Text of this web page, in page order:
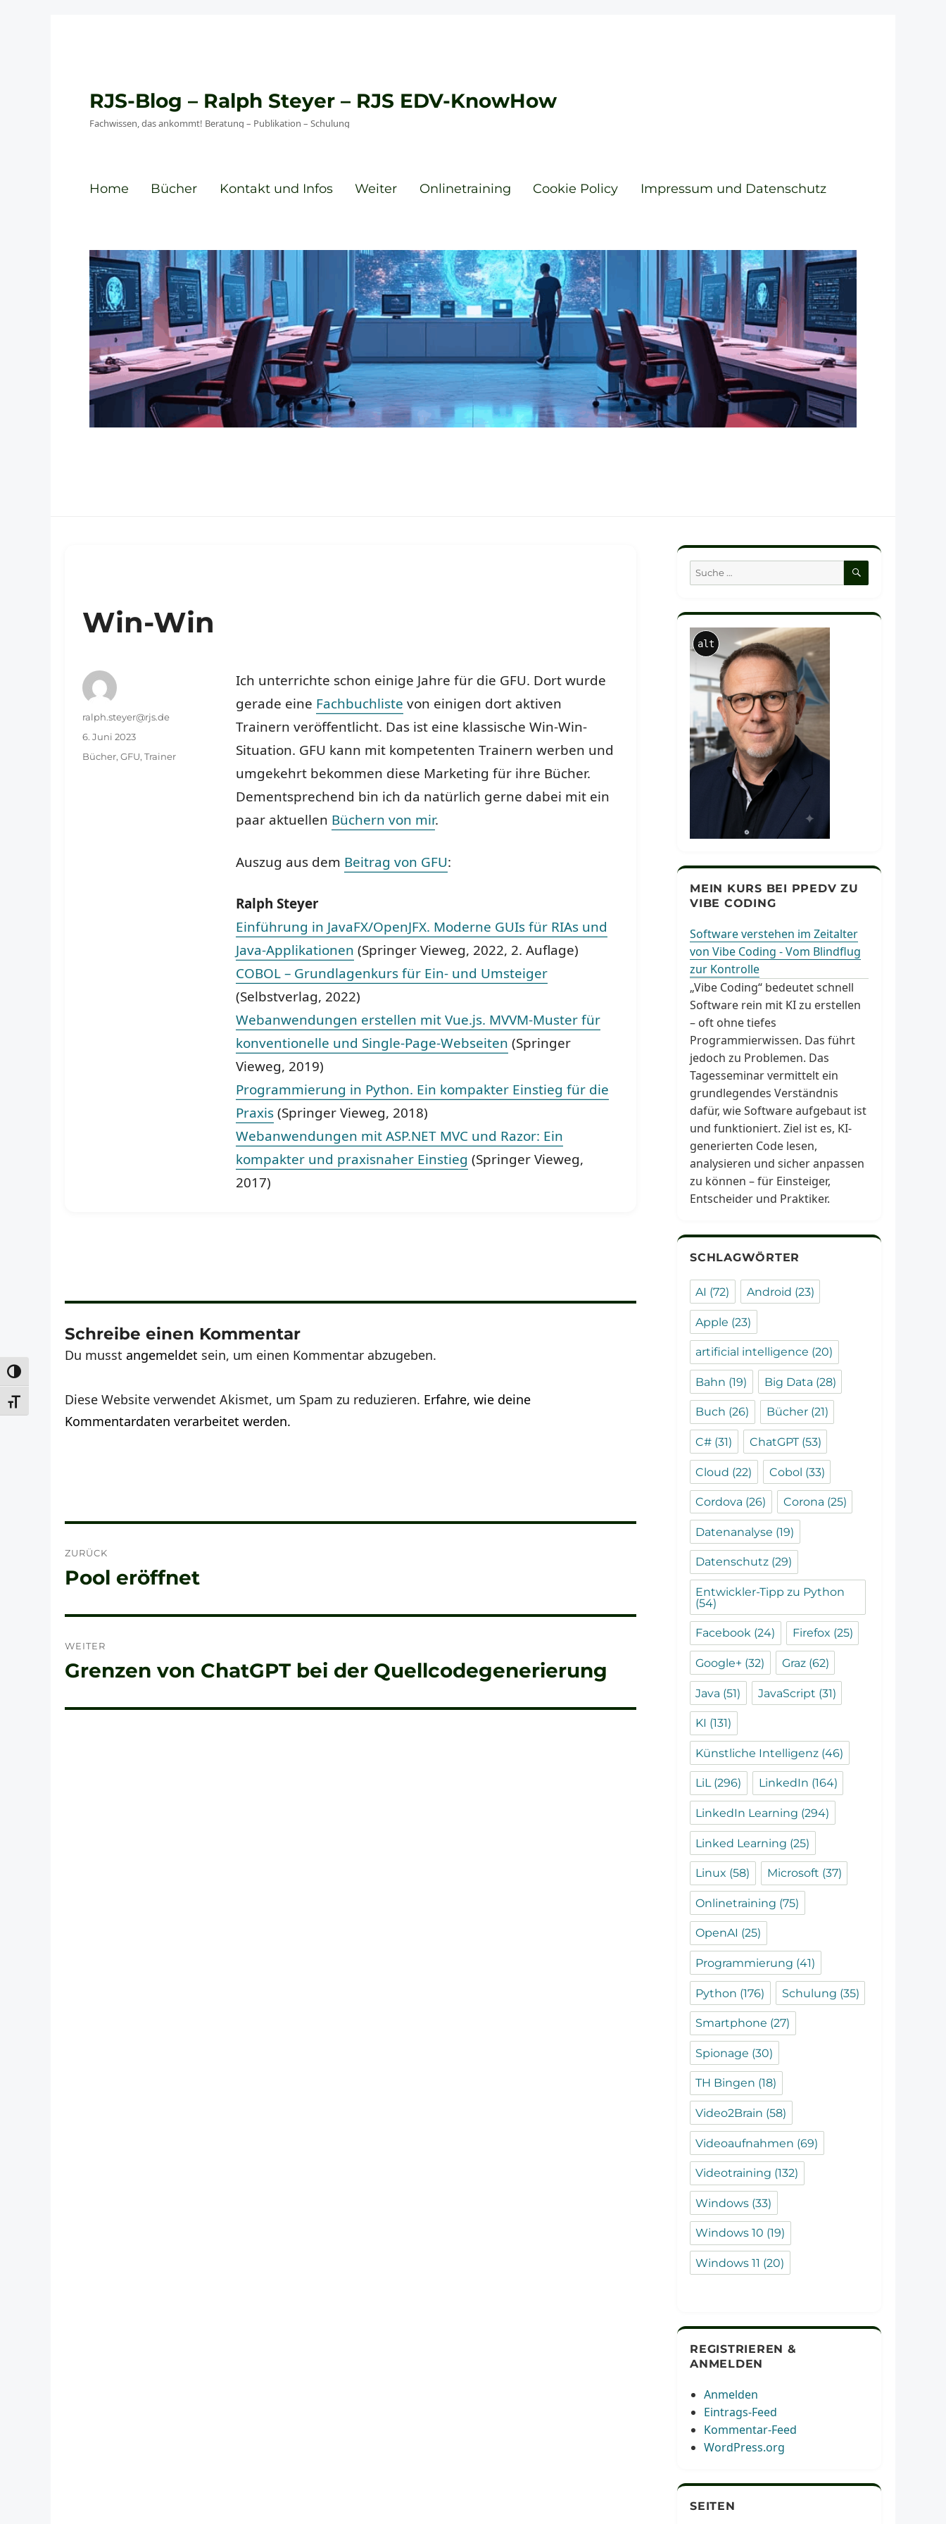
UMSCHALTEN AUF HOHE KONTRASTE
SCHRIFT VERGRÖSSERN
RJS-Blog – Ralph Steyer – RJS EDV-KnowHow
Fachwissen, das ankommt! Beratung – Publikation – Schulung
Home Bücher Kontakt und Infos Weiter Onlinetraining Cookie Policy Impressum und Datenschutz
Win-Win
Ich unterrichte schon einige Jahre für die GFU. Dort wurde
gerade eine Fachbuchliste von einigen dort aktiven
Trainern veröffentlicht. Das ist eine klassische Win-Win-
Situation. GFU kann mit kompetenten Trainern werben und
umgekehrt bekommen diese Marketing für ihre Bücher.
Dementsprechend bin ich da natürlich gerne dabei mit ein
paar aktuellen Büchern von mir.
Auszug aus dem Beitrag von GFU:
Ralph Steyer
Einführung in JavaFX/OpenJFX. Moderne GUIs für RIAs und
Java-Applikationen (Springer Vieweg, 2022, 2. Auflage)
COBOL – Grundlagenkurs für Ein- und Umsteiger
(Selbstverlag, 2022)
Webanwendungen erstellen mit Vue.js. MVVM-Muster für
konventionelle und Single-Page-Webseiten (Springer
Vieweg, 2019)
Programmierung in Python. Ein kompakter Einstieg für die
Praxis(Springer Vieweg, 2018)
Webanwendungen mit ASP.NET MVC und Razor: Ein
kompakter und praxisnaher Einstieg (Springer Vieweg,
2017)
Autor
ralph.steyer@rjs.de
Veröffentlicht
am
6. Juni 2023
Schlagwörter
Bücher, GFU, Trainer
Schreibe einen Kommentar
Du musst angemeldet sein, um einen Kommentar abzugeben.
Diese Website verwendet Akismet, um Spam zu reduzieren. Erfahre, wie deine
Kommentardaten verarbeitet werden.
ZURÜCK
Vorheriger
Pool eröffnet
WEITER
Nächster
Grenzen von ChatGPT bei der Quellcodegenerierung
Suche
nach:
SUCHEN
alt
MEIN KURS BEI PPEDV ZU
VIBE CODING
Software verstehen im Zeitalter
von Vibe Coding - Vom Blindflug
zur Kontrolle
„Vibe Coding“ bedeutet schnell
Software rein mit KI zu erstellen
– oft ohne tiefes
Programmierwissen. Das führt
jedoch zu Problemen. Das
Tagesseminar vermittelt ein
grundlegendes Verständnis
dafür, wie Software aufgebaut ist
und funktioniert. Ziel ist es, KI-
generierten Code lesen,
analysieren und sicher anpassen
zu können – für Einsteiger,
Entscheider und Praktiker.
SCHLAGWÖRTER
AI (72) Android (23)
Apple (23)
artificial intelligence (20)
Bahn (19) Big Data (28)
Buch (26) Bücher(21)
C# (31) ChatGPT(53)
Cloud (22) Cobol (33)
Cordova (26) Corona (25)
Datenanalyse (19)
Datenschutz (29)
Entwickler-Tipp zu Python
(54)
Facebook (24) Firefox (25)
Google+ (32) Graz(62)
Java (51) JavaScript (31)
KI (131)
Künstliche Intelligenz (46)
LiL(296) LinkedIn (164)
LinkedIn Learning (294)
Linked Learning (25)
Linux (58) Microsoft (37)
Onlinetraining (75)
OpenAI (25)
Programmierung (41)
Python (176) Schulung (35)
Smartphone (27)
Spionage (30)
TH Bingen (18)
Video2Brain (58)
Videoaufnahmen (69)
Videotraining (132)
Windows (33)
Windows 10 (19)
Windows 11 (20)
REGISTRIEREN &
ANMELDEN
Anmelden
Eintrags-Feed
Kommentar-Feed
WordPress.org
SEITEN